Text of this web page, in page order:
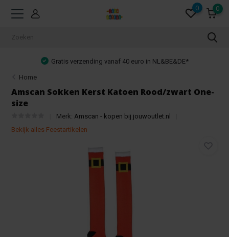
0 0
Gratis verzending vanaf 40 euro in NL&BE&DE*
Home
Amscan Sokken Kerst Katoen Rood/zwart One-
size
Merk: Amscan - kopen bij jouwoutlet.nl
Bekijk alles Feestartikelen